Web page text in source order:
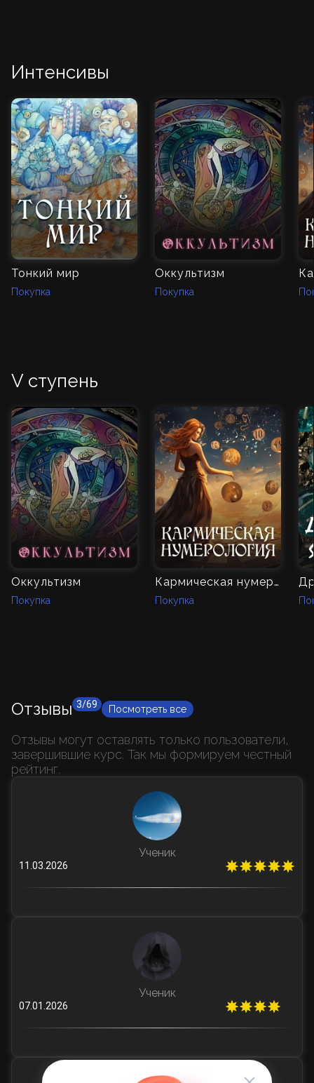
Интенсивы
Тонкий мир
Покупка
Оккультизм
Покупка
V ступень
Оккультизм
Покупка
Кармическая нумерология
Покупка
Отзывы 3/69 Посмотреть все
Ученик
11.03.2026
Ученик
07.01.2026
Отзывы могут оставлять только пользователи,
завершившие курс. Так мы формируем честный
рейтинг.